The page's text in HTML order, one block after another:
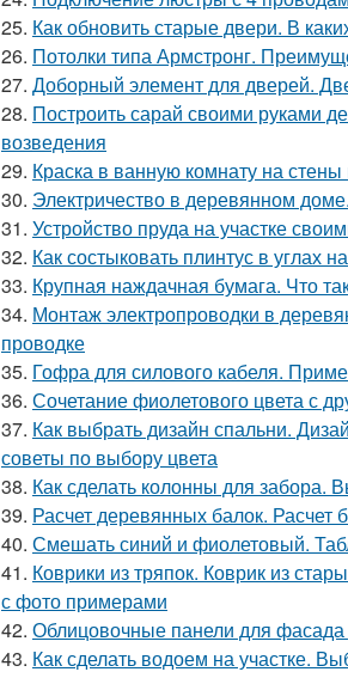
25. Как обновить старые двери. В
26. Потолки типа Армстронг.
27. Доборный элемент для дверей.
28. Построить сарай своими руками
возведения
29. Краска в ванную комнату на
30. Электричество в деревянном
31. Устройство пруда на участке
32. Как состыковать плинтус в углах
33. Крупная наждачная бумага. Что
34. Монтаж электропроводки в
проводке
35. Гофра для силового кабеля.
36. Сочетание фиолетового цвета с
37. Как выбрать дизайн спальни.
советы по выбору цвета
38. Как сделать колонны для забора.
39. Расчет деревянных балок. Расчет
40. Смешать синий и фиолетовый.
41. Коврики из тряпок. Коврик из
с фото примерами
42. Облицовочные панели для
43. Как сделать водоем на участке.